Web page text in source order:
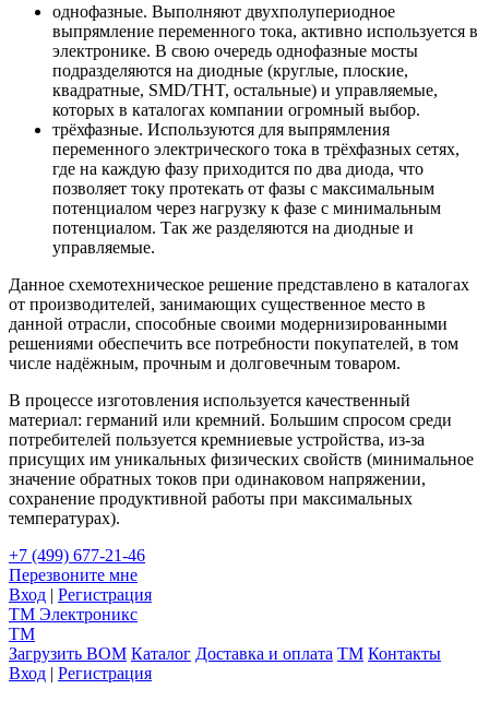
однофазные. Выполняют двухполупериодное
выпрямление переменного тока, активно используется в
электронике. В свою очередь однофазные мосты
подразделяются на диодные (круглые, плоские,
квадратные, SMD/THT, остальные) и управляемые,
которых в каталогах компании огромный выбор.
трёхфазные. Используются для выпрямления
переменного электрического тока в трёхфазных сетях,
где на каждую фазу приходится по два диода, что
позволяет току протекать от фазы с максимальным
потенциалом через нагрузку к фазе с минимальным
потенциалом. Так же разделяются на диодные и
управляемые.
Данное схемотехническое решение представлено в каталогах
от производителей, занимающих существенное место в
данной отрасли, способные своими модернизированными
решениями обеспечить все потребности покупателей, в том
числе надёжным, прочным и долговечным товаром.
В процессе изготовления используется качественный
материал: германий или кремний. Большим спросом среди
потребителей пользуется кремниевые устройства, из-за
присущих им уникальных физических свойств (минимальное
значение обратных токов при одинаковом напряжении,
сохранение продуктивной работы при максимальных
температурах).
+7 (499) 677-21-46
Перезвоните мне
Вход | Регистрация
TM Электроникс
TM
Загрузить BOM Каталог Доставка и оплата TM Контакты
Вход | Регистрация